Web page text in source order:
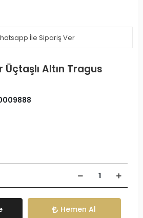
İle Sipariş Ver
Üçtaşlı Altın Tragus
Hemen Al